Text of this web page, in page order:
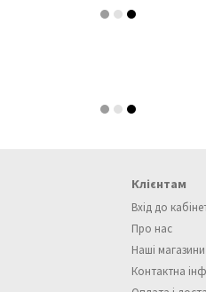
Клієнтам
Вхід до
Про нас
Наші магазини
Контактна